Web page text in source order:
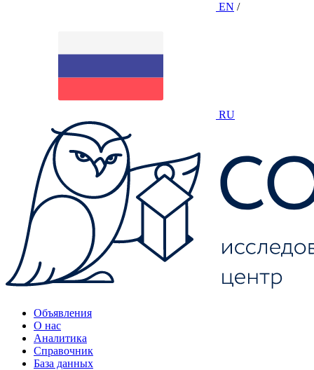
EN /
RU
Объявления
О нас
Аналитика
Справочник
База данных